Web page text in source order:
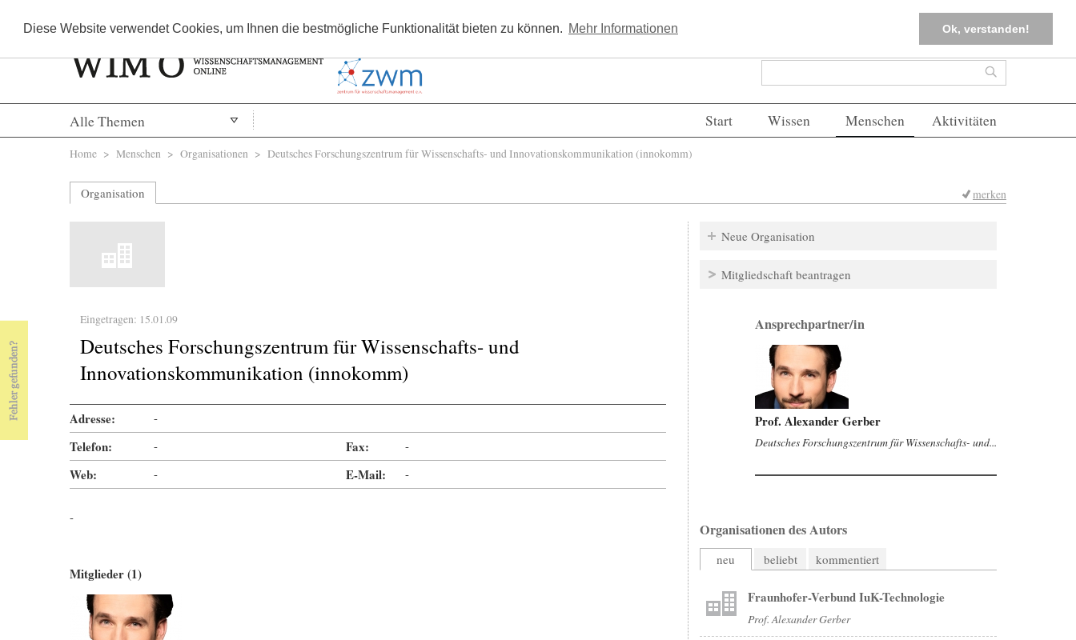
Diese Website verwendet Cookies, um Ihnen die bestmögliche Funktionalität bieten zu können. Mehr Informationen Ok, verstanden!
Kostenlos registrieren FAQs Einloggen
Suchformular Suche
Alle Themen Start Wissen Menschen Aktivitäten
Sie sind hier
Home > Menschen > Organisationen > Deutsches Forschungszentrum für Wissenschafts- und Innovationskommunikation (innokomm)
Organisation merken
Eingetragen: 15.01.09
Deutsches Forschungszentrum für Wissenschafts- und
Innovationskommunikation (innokomm)
Adresse: -
Telefon: - Fax: -
Web: - E-Mail: -
-
Mitglieder (1)
Neue Organisation
Mitgliedschaft beantragen
Ansprechpartner/in
Prof. Alexander Gerber
Deutsches Forschungszentrum für Wissenschafts- und...
Organisationen des Autors
neu beliebt kommentiert
Fraunhofer-Verbund IuK-Technologie
Prof. Alexander Gerber